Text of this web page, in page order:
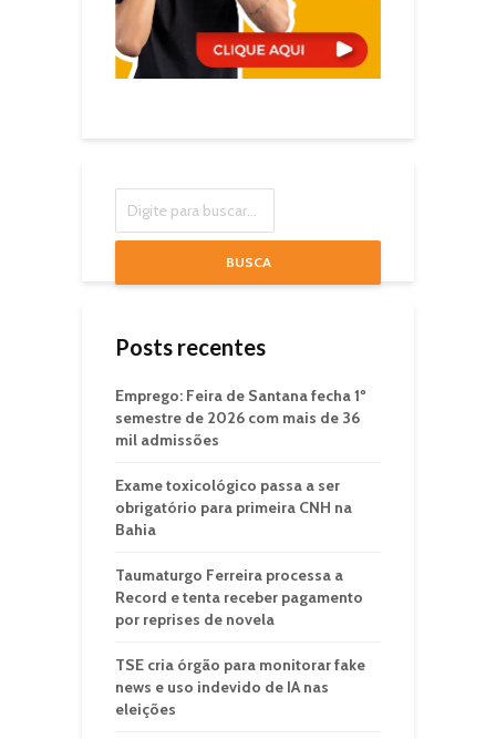
BUSCA
Posts recentes
Emprego: Feira de Santana fecha 1º
semestre de 2026 com mais de 36
mil admissões
Exame toxicológico passa a ser
obrigatório para primeira CNH na
Bahia
Taumaturgo Ferreira processa a
Record e tenta receber pagamento
por reprises de novela
TSE cria órgão para monitorar fake
news e uso indevido de IA nas
eleições